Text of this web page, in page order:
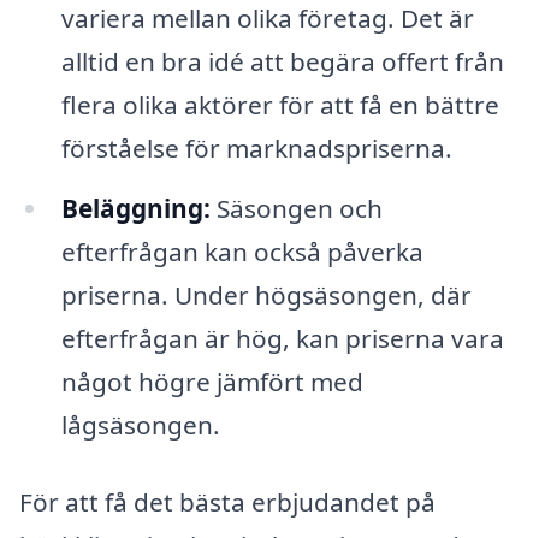
variera mellan olika företag. Det är
alltid en bra idé att begära offert från
flera olika aktörer för att få en bättre
förståelse för marknadspriserna.
Beläggning: Säsongen och
efterfrågan kan också påverka
priserna. Under högsäsongen, där
efterfrågan är hög, kan priserna vara
något högre jämfört med
lågsäsongen.
För att få det bästa erbjudandet på